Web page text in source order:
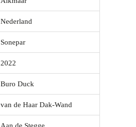
Nederland
Sonepar
2022
Buro Duck
van de Haar Dak-Wand